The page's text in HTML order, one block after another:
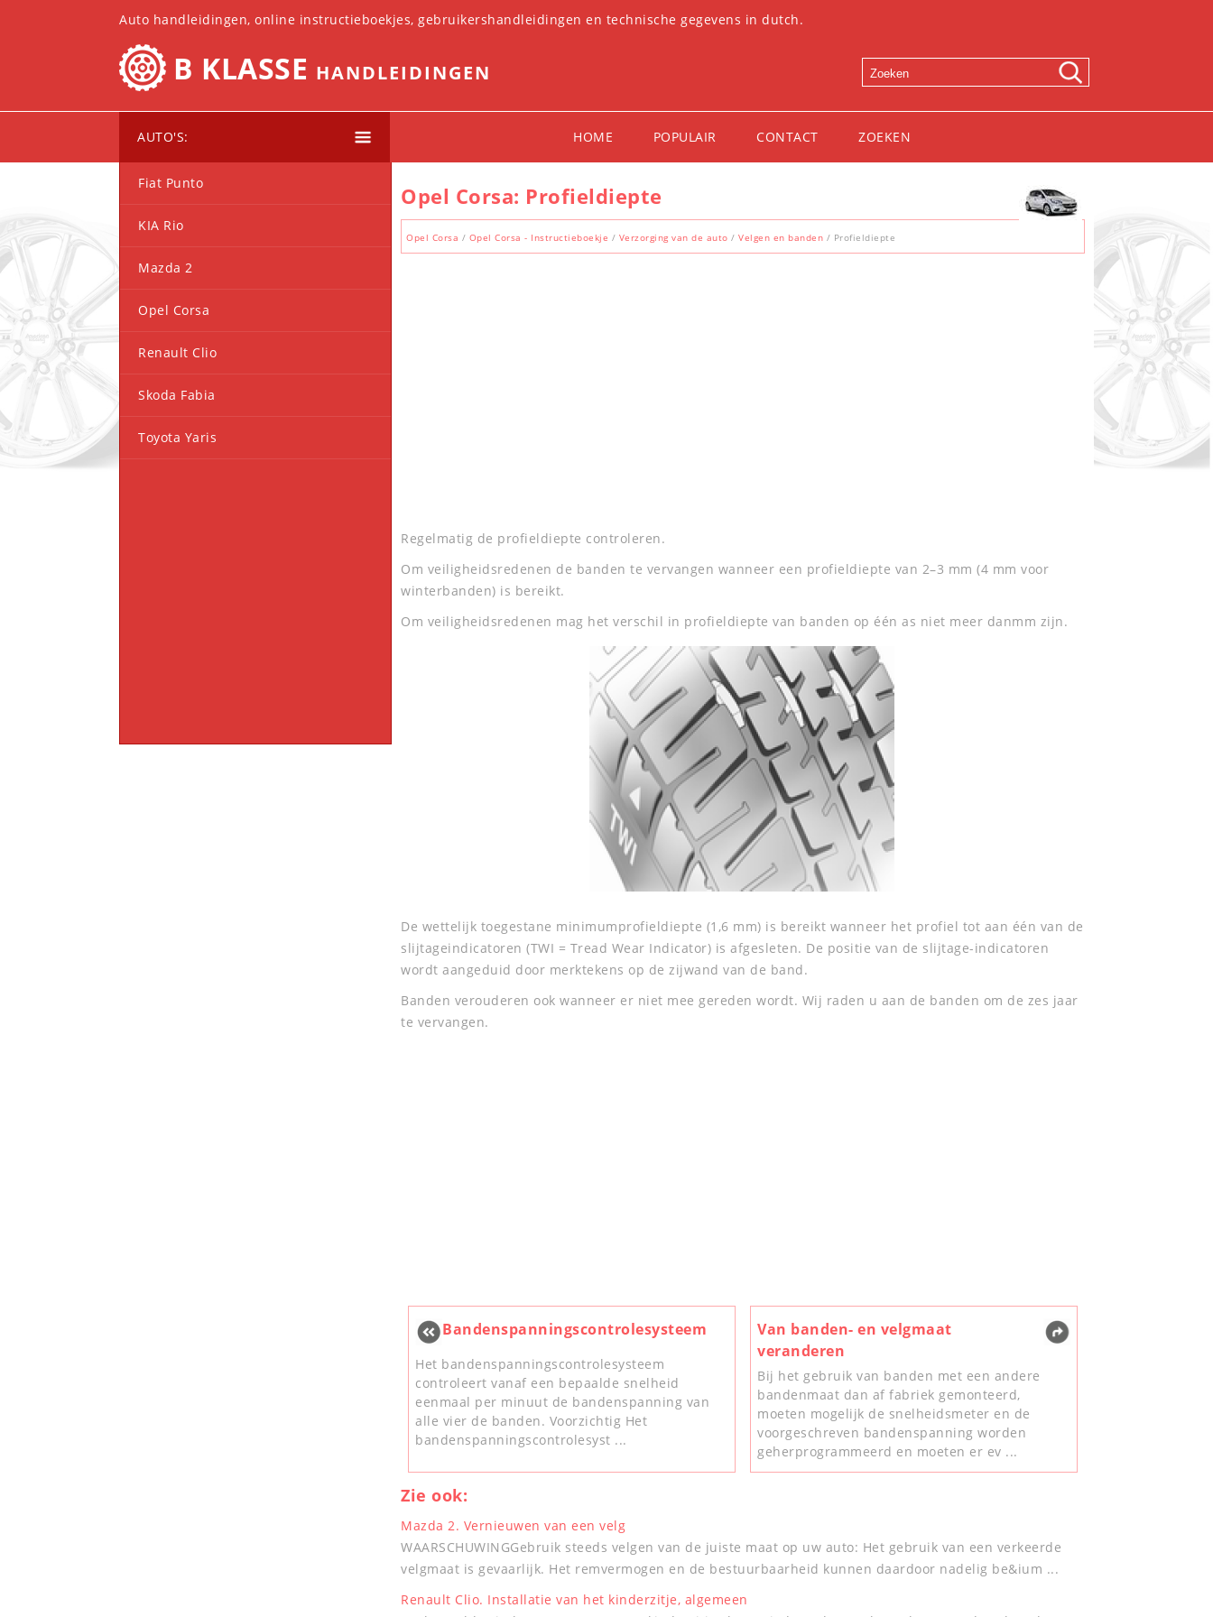
Auto handleidingen, online instructieboekjes, gebruikershandleidingen en technische gegevens in dutch.
B KLASSE HANDLEIDINGEN
AUTO'S: HOME POPULAIR CONTACT ZOEKEN
Opel Corsa: Profieldiepte
Opel Corsa / Opel Corsa - Instructieboekje / Verzorging van de auto / Velgen en banden / Profieldiepte
Regelmatig de profieldiepte controleren.
Om veiligheidsredenen de banden te vervangen wanneer een profieldiepte van 2–3 mm (4 mm voor
winterbanden) is bereikt.
Om veiligheidsredenen mag het verschil in profieldiepte van banden op één as niet meer danmm zijn.
De wettelijk toegestane minimumprofieldiepte (1,6 mm) is bereikt wanneer het profiel tot aan één van de
slijtageindicatoren (TWI = Tread Wear Indicator) is afgesleten. De positie van de slijtage-indicatoren
wordt aangeduid door merktekens op de zijwand van de band.
Banden verouderen ook wanneer er niet mee gereden wordt. Wij raden u aan de banden om de zes jaar
te vervangen.
Bandenspanningscontrolesysteem
Het bandenspanningscontrolesysteem
controleert vanaf een bepaalde snelheid
eenmaal per minuut de bandenspanning van
alle vier de banden. Voorzichtig Het
bandenspanningscontrolesyst ...
Van banden- en velgmaat
veranderen
Bij het gebruik van banden met een andere
bandenmaat dan af fabriek gemonteerd,
moeten mogelijk de snelheidsmeter en de
voorgeschreven bandenspanning worden
geherprogrammeerd en moeten er ev ...
Zie ook:
Mazda 2. Vernieuwen van een velg
WAARSCHUWINGGebruik steeds velgen van de juiste maat op uw auto: Het gebruik van een verkeerde
velgmaat is gevaarlijk. Het remvermogen en de bestuurbaarheid kunnen daardoor nadelig be&ium ...
Renault Clio. Installatie van het kinderzitje, algemeen
Fiat Punto
KIA Rio
Mazda 2
Opel Corsa
Renault Clio
Skoda Fabia
Toyota Yaris